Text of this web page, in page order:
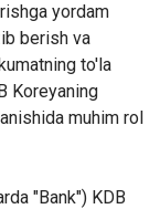
yordam
berish va
to'la
Koreyaning
muhim rol
"Bank") KDB